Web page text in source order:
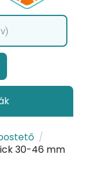
30-46 mm